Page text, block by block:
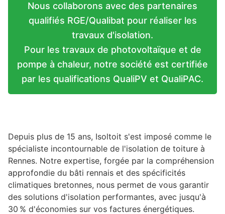
Nous collaborons avec des partenaires
qualifiés RGE/Qualibat pour réaliser les
travaux d'isolation.
Pour les travaux de photovoltaïque et de
pompe à chaleur, notre société est certifiée
par les qualifications QualiPV et QualiPAC.
Depuis plus de 15 ans, Isoltoit s'est imposé comme le
spécialiste incontournable de l'isolation de toiture à
Rennes. Notre expertise, forgée par la compréhension
approfondie du bâti rennais et des spécificités
climatiques bretonnes, nous permet de vous garantir
des solutions d'isolation performantes, avec jusqu'à
30 % d'économies sur vos factures énergétiques.